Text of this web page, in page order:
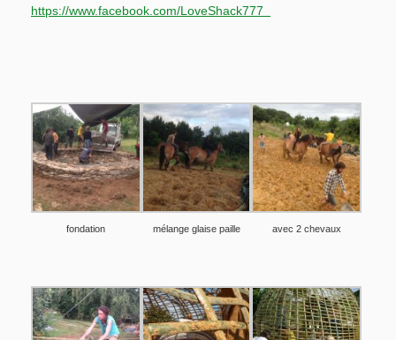
https://www.facebook.com/LoveShack777
fondation mélange glaise paille avec 2 chevaux